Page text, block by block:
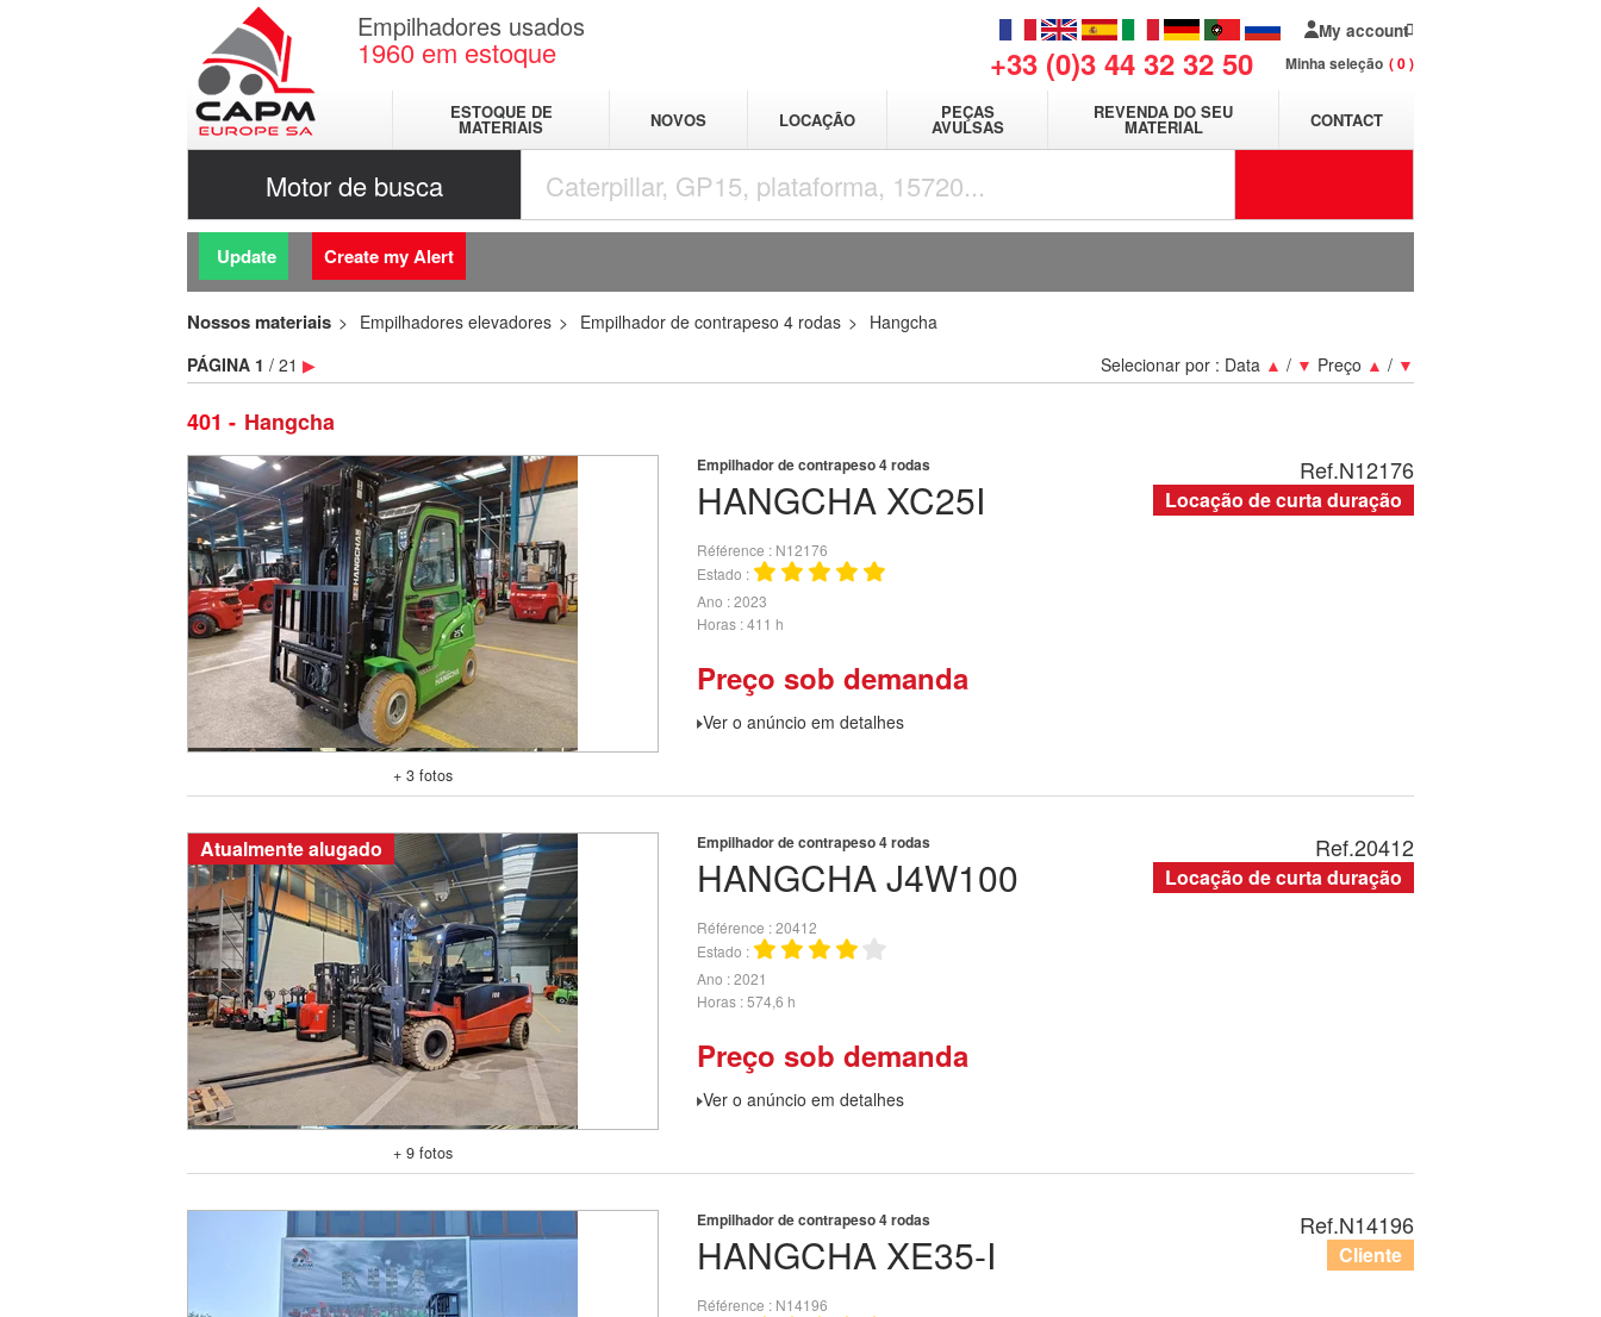
Empilhadores usados
1960 em estoque +33 (0)3 44 32 32 50
My account
Minha seleção 0
ESTOQUE DE
MATERIAIS NOVOS LOCAÇÃO PEÇAS
AVULSAS
REVENDA DO SEU
MATERIAL CONTACT
Motor de busca
Update Create my Alert
Nossos materiais Empilhadores elevadores Empilhador de contrapeso 4 rodas Hangcha
401 Hangcha
Selecionar por : Data ▲ / ▼ Preço ▲ / ▼
PÁGINA 1 / 21 ▶
+ 3 fotos
HANGCHA XC25I
Empilhador de contrapeso 4 rodas
Référence
N12176
Estado
Ano 2023
Horas 411 h
Preço sob demanda
Ver o anúncio em detalhes
Ref.N12176
Locação de curta duração
Atualmente alugado
+ 9 fotos
HANGCHAJ4W100
Empilhador de contrapeso 4 rodas
Référence 20412
Estado
Ano 2021
Horas 574,6 h
Preço sob demanda
Ver o anúncio em detalhes
Ref.20412
Locação de curta duração
HANGCHA XE35-I
Empilhador de contrapeso 4 rodas
Référence
N14196
Ref.N14196
Cliente